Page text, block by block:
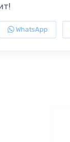
WhatsApp